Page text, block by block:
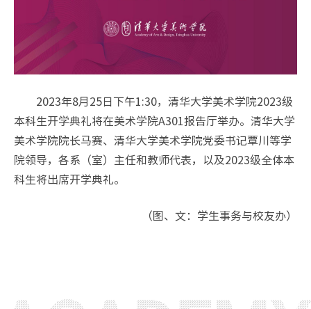
2023年8月25日下午1:30，清华大学美术学院2023级
本科生开学典礼将在美术学院A301报告厅举办。清华大学
美术学院院长马赛、清华大学美术学院党委书记覃川等学
院领导，各系（室）主任和教师代表，以及2023级全体本
科生将出席开学典礼。
（图、文：学生事务与校友办）